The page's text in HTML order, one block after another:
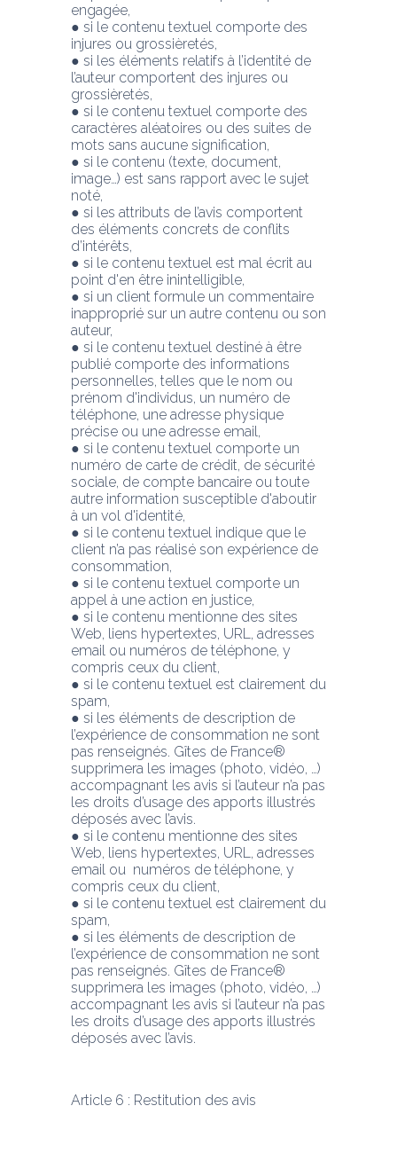
engagée,
● si le contenu textuel comporte des
injures ou grossièretés,
● si les éléments relatifs à l’identité de
l’auteur comportent des injures ou
grossièretés,
● si le contenu textuel comporte des
caractères aléatoires ou des suites de
mots sans aucune signification,
● si le contenu (texte, document,
image…) est sans rapport avec le sujet
noté,
● si les attributs de l’avis comportent
des éléments concrets de conflits
d’intérêts,
● si le contenu textuel est mal écrit au
point d'en être inintelligible,
● si un client formule un commentaire
inapproprié sur un autre contenu ou son
auteur,
● si le contenu textuel destiné à être
publié comporte des informations
personnelles, telles que le nom ou
prénom d'individus, un numéro de
téléphone, une adresse physique
précise ou une adresse email,
● si le contenu textuel comporte un
numéro de carte de crédit, de sécurité
sociale, de compte bancaire ou toute
autre information susceptible d'aboutir
à un vol d'identité,
● si le contenu textuel indique que le
client n’a pas réalisé son expérience de
consommation,
● si le contenu textuel comporte un
appel à une action en justice,
● si le contenu mentionne des sites
Web, liens hypertextes, URL, adresses
email ou numéros de téléphone, y
compris ceux du client,
● si le contenu textuel est clairement du
spam,
● si les éléments de description de
l’expérience de consommation ne sont
pas renseignés. Gîtes de France®
supprimera les images (photo, vidéo, …)
accompagnant les avis si l’auteur n’a pas
les droits d’usage des apports illustrés
déposés avec l’avis.
● si le contenu mentionne des sites
Web, liens hypertextes, URL, adresses
email ou  numéros de téléphone, y
compris ceux du client,
● si le contenu textuel est clairement du
spam,
● si les éléments de description de
l’expérience de consommation ne sont
pas renseignés. Gîtes de France®
supprimera les images (photo, vidéo, …)
accompagnant les avis si l’auteur n’a pas
les droits d’usage des apports illustrés
déposés avec l’avis.
Article 6 : Restitution des avis